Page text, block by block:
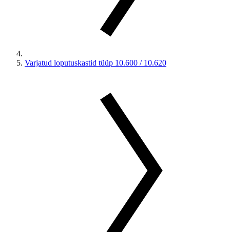
Varjatud loputuskastid tüüp 10.600 / 10.620